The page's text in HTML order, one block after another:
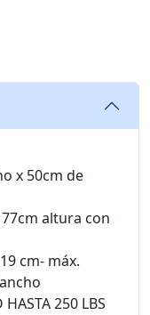
x 50cm de
altura con
cm- máx.
250 LBS